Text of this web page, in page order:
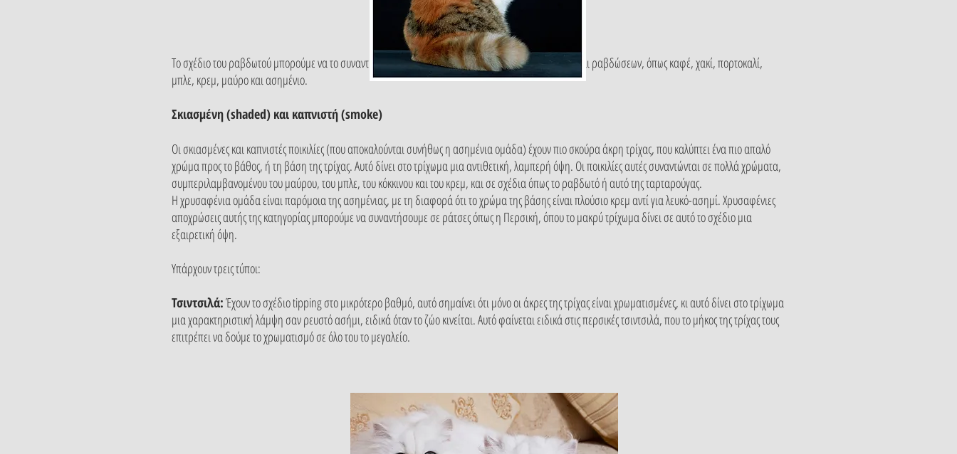
Το σχέδιο του ραβδωτού μπορούμε να το συναντήσουμε σχεδόν σε όλους τους συνδυασμούς βάσης και ραβδώσεων, όπως καφέ, χακί, πορτοκαλί,
μπλε, κρεμ, μαύρο και ασημένιο.
Σκιασμένη (shaded) και καπνιστή (smoke)
Οι σκιασμένες και καπνιστές ποικιλίες (που αποκαλούνται συνήθως η ασημένια ομάδα) έχουν πιο σκούρα άκρη τρίχας, που καλύπτει ένα πιο απαλό
χρώμα προς το βάθος, ή τη βάση της τρίχας. Αυτό δίνει στο τρίχωμα μια αντιθετική, λαμπερή όψη. Οι ποικιλίες αυτές συναντώνται σε πολλά χρώματα,
συμπεριλαμβανομένου του μαύρου, του μπλε, του κόκκινου και του κρεμ, και σε σχέδια όπως το ραβδωτό ή αυτό της ταρταρούγας.
Η χρυσαφένια ομάδα είναι παρόμοια της ασημένιας, με τη διαφορά ότι το χρώμα της βάσης είναι πλούσιο κρεμ αντί για λευκό-ασημί. Χρυσαφένιες
αποχρώσεις αυτής της κατηγορίας μπορούμε να συναντήσουμε σε ράτσες όπως η Περσική, όπου το μακρύ τρίχωμα δίνει σε αυτό το σχέδιο μια
εξαιρετική όψη.
Υπάρχουν τρεις τύποι:
Τσιντσιλά:Έχουν το σχέδιο tipping στο μικρότερο βαθμό, αυτό σημαίνει ότι μόνο οι άκρες της τρίχας είναι χρωματισμένες, κι αυτό δίνει στο τρίχωμα
μια χαρακτηριστική λάμψη σαν ρευστό ασήμι, ειδικά όταν το ζώο κινείται. Αυτό φαίνεται ειδικά στις περσικές τσιντσιλά, που το μήκος της τρίχας τους
επιτρέπει να δούμε το χρωματισμό σε όλο του το μεγαλείο.